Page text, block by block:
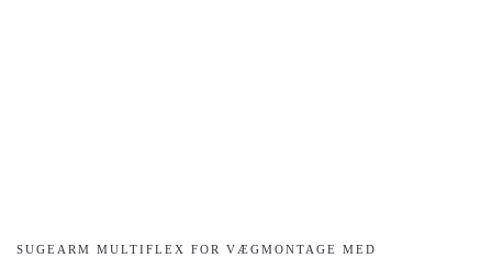
​SUGEARM MULTIFLEX FOR VÆGMONTAGE MED